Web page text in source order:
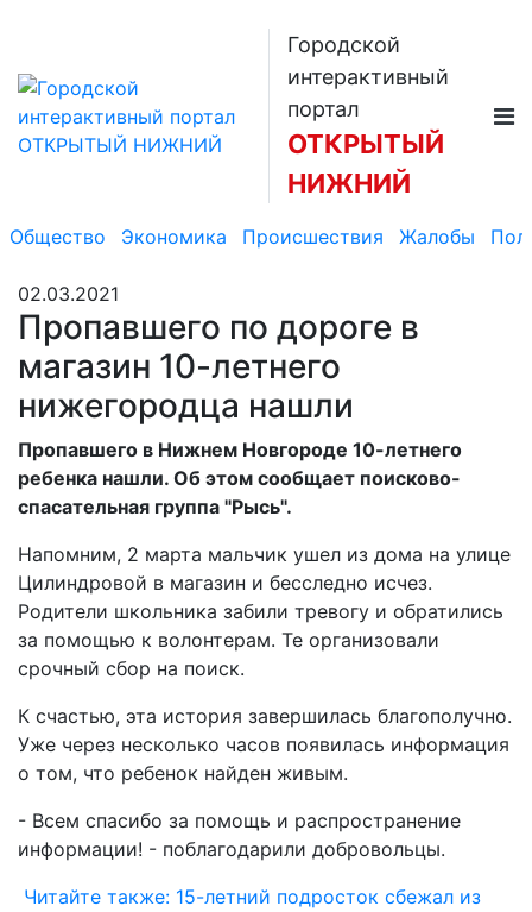
Городской
интерактивный
портал
ОТКРЫТЫЙ
НИЖНИЙ
Общество Экономика Происшествия Жалобы
02.03.2021
Пропавшего по дороге в
магазин 10-летнего
нижегородца нашли
Пропавшего в Нижнем Новгороде 10-летнего
ребенка нашли. Об этом сообщает поисково-
спасательная группа "Рысь".
Напомним, 2 марта мальчик ушел из дома на улице
Цилиндровой в магазин и бесследно исчез.
Родители школьника забили тревогу и обратились
за помощью к волонтерам. Те организовали
срочный сбор на поиск.
К счастью, эта история завершилась благополучно.
Уже через несколько часов появилась информация
о том, что ребенок найден живым.
- Всем спасибо за помощь и распространение
информации! - поблагодарили добровольцы.
Читайте также: 15-летний подросток сбежал из